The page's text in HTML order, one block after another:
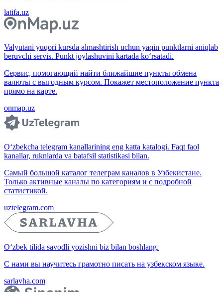
latifa.uz
Valyutani yuqori kursda almashtirish uchun yaqin punktlarni aniqlab
beruvchi servis. Punkt joylashuvini kartada ko‘rsatadi.
Сервис, помогающий найти ближайшие пункты обмена
валюты с выгодным курсом. Покажет местоположение пункта
прямо на карте.
onmap.uz
O‘zbekcha telegram kanallarining eng katta katalogi. Faqt faol
kanallar, ruknlarda va batafsil statistikasi bilan.
Самый большой каталог телеграм каналов в Узбекистане.
Только активные каналы по категориям и с подробной
статистикой.
uztelegram.com
O‘zbek tilida savodli yozishni biz bilan boshlang.
С нами вы научитесь грамотно писать на узбекском языке.
sarlavha.com